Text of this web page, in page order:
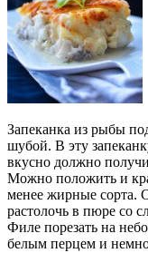
Запеканка из рыбы
шубой. В эту
вкусно должно
Можно положить и
менее жирные сорта.
растолочь в пюре со
Филе порезать на
белым перцем и